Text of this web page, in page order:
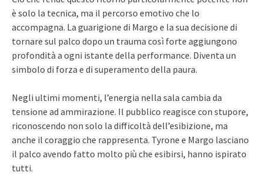
è solo la tecnica, ma il percorso emotivo che lo
accompagna. La guarigione di Margo e la sua decisione di
tornare sul palco dopo un trauma così forte aggiungono
profondità a ogni istante della performance. Diventa un
simbolo di forza e di superamento della paura.
Negli ultimi momenti, l’energia nella sala cambia da
tensione ad ammirazione. Il pubblico reagisce con stupore,
riconoscendo non solo la difficoltà dell’esibizione, ma
anche il coraggio che rappresenta. Tyrone e Margo lasciano
il palco avendo fatto molto più che esibirsi, hanno ispirato
tutti.